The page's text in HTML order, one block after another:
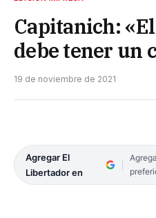
Capitanich:
debe tener un
19 de noviembre de 2021
Agregar El
Libertador en